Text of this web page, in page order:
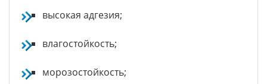
высокая адгезия;
влагостойкость;
морозостойкость;